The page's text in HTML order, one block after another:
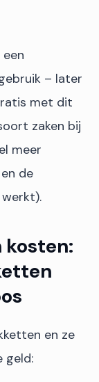
– later
met dit
zaken bij
meer
de
en ze
geld: